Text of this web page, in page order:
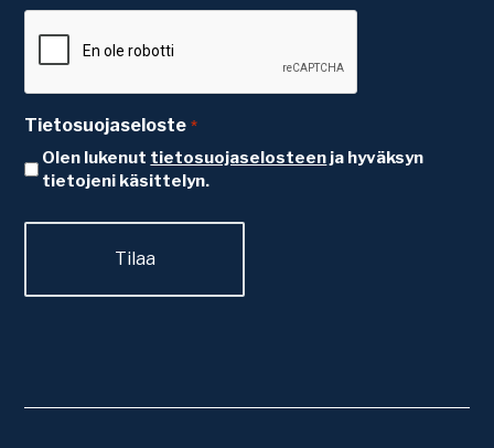
Tietosuojaseloste *
Olen lukenut tietosuojaselosteen ja hyväksyn
tietojeni käsittelyn.